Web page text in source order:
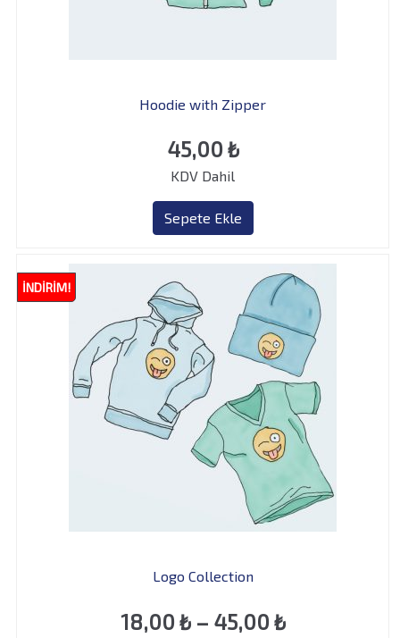
Hoodie with Zipper
45,00 ₺
KDV Dahil
Sepete Ekle
İNDIRIM!
Logo Collection
18,00 ₺ – 45,00 ₺Fiyat